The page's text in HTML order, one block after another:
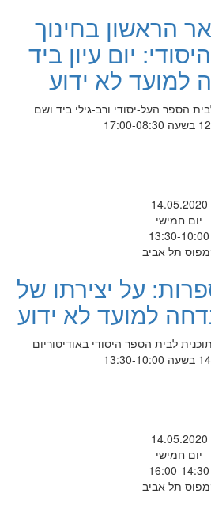
הראשון בחינוך
יום עיון ביד
למועד לא ידוע
הספר העל-יסודי ורב-גילי ביד ושם
14.05.2020
יום חמישי
13:30-10:00
תל אביב
על יצירתו של
למועד לא ידוע
לבית הספר היסודי באודיטוריום
14.05.2020
יום חמישי
16:00-14:30
תל אביב